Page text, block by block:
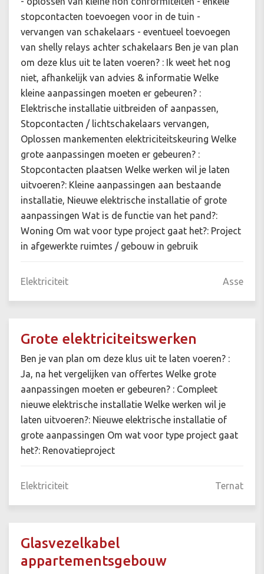
stopcontacten toevoegen voor in de tuin -
vervangen van schakelaars - eventueel toevoegen
van shelly relays achter schakelaars Ben je van plan
om deze klus uit te laten voeren? : Ik weet het nog
niet, afhankelijk van advies & informatie Welke
kleine aanpassingen moeten er gebeuren? :
Elektrische installatie uitbreiden of aanpassen,
Stopcontacten / lichtschakelaars vervangen,
Oplossen mankementen elektriciteitskeuring Welke
grote aanpassingen moeten er gebeuren? :
Stopcontacten plaatsen Welke werken wil je laten
uitvoeren?: Kleine aanpassingen aan bestaande
installatie, Nieuwe elektrische installatie of grote
aanpassingen Wat is de functie van het pand?:
Woning Om wat voor type project gaat het?: Project
in afgewerkte ruimtes / gebouw in gebruik
Elektriciteit Asse
Grote elektriciteitswerken
Ben je van plan om deze klus uit te laten voeren? :
Ja, na het vergelijken van offertes Welke grote
aanpassingen moeten er gebeuren? : Compleet
nieuwe elektrische installatie Welke werken wil je
laten uitvoeren?: Nieuwe elektrische installatie of
grote aanpassingen Om wat voor type project gaat
het?: Renovatieproject
Elektriciteit Ternat
Glasvezelkabel
appartementsgebouw